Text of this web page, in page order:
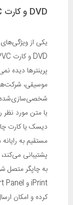
DVD و کارت PVC
پرینترها دیده
موسیقی،
شخصی‌سازی‌شده
یا متن مورد
پشتیبانی می‌کند،
کرده و امکان